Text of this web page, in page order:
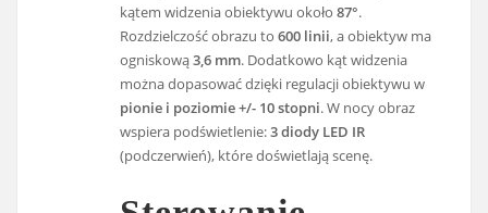
kątem widzenia obiektywu około87°.
Rozdzielczość obrazu to600 linii, a obiektyw ma
ogniskową3,6 mm. Dodatkowo kąt widzenia
można dopasować dzięki regulacji obiektywu w
pionie i poziomie +/- 10 stopni. W nocy obraz
wspiera podświetlenie:3 diody LED IR
(podczerwień), które doświetlają scenę.